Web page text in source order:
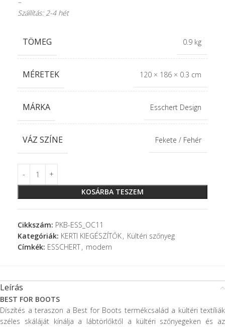
Szállítás: 2-4 hét
TÖMEG 0.9 kg
MÉRETEK 120 × 186 × 0.3 cm
MÁRKA Esschert Design
VÁZ SZÍNE Fekete / Fehér
KOSÁRBA TESZEM
Cikkszám: PKB-ESS_OC11
Kategóriák: KERTI KIEGÉSZÍTŐK, Kültéri szőnyeg
Címkék: ESSCHERT, modern
Leírás
BEST FOR BOOTS
Díszítés a teraszon a Best for Boots termékcsalád a kültéri textíliák
széles skáláját kínálja a lábtörlőktől a kültéri szőnyegeken és az